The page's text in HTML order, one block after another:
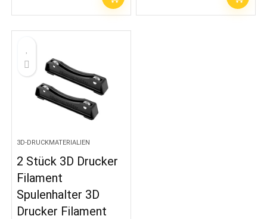
3D-DRUCKMATERIALIEN
2 Stück 3D Drucker
Filament
Spulenhalter 3D
Drucker Filament